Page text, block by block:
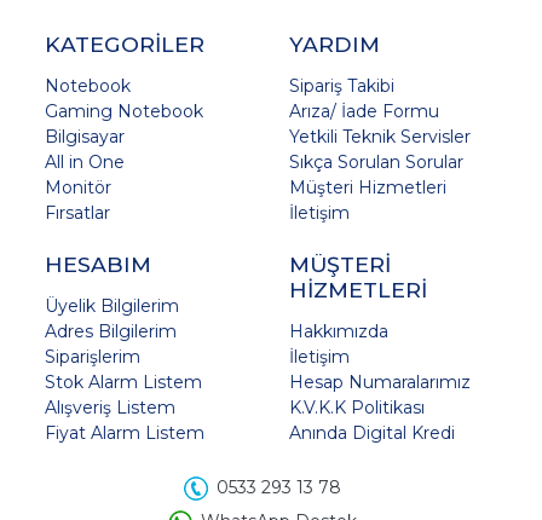
KATEGORİLER
Notebook
Gaming Notebook
Bilgisayar
All in One
Monitör
Fırsatlar
YARDIM
Sipariş Takibi
Arıza/ İade Formu
Yetkili Teknik Servisler
Sıkça Sorulan Sorular
Müşteri Hizmetleri
İletişim
HESABIM
Üyelik Bilgilerim
Adres Bilgilerim
Siparişlerim
Stok Alarm Listem
Alışveriş Listem
Fiyat Alarm Listem
MÜŞTERİ
HİZMETLERİ
Hakkımızda
İletişim
Hesap Numaralarımız
K.V.K.K Politikası
Anında Digital Kredi
0533 293 13 78